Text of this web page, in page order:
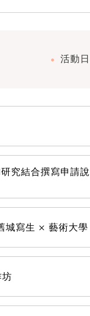
活動
究結合撰寫申請
城寫生 × 藝術大